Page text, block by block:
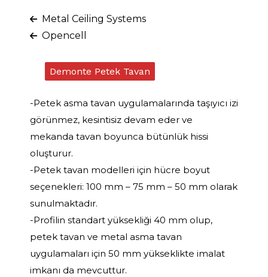
Metal Ceiling Systems
Opencell
Demonte Petek Tavan
-Petek asma tavan uygulamalarında taşıyıcı izi
görünmez, kesintisiz devam eder ve
mekanda tavan boyunca bütünlük hissi
oluşturur.
-Petek tavan modelleri için hücre boyut
seçenekleri: 100 mm – 75 mm – 50 mm olarak
sunulmaktadır.
-Profilin standart yüksekliği 40 mm olup,
petek tavan ve metal asma tavan
uygulamaları için 50 mm yükseklikte imalat
imkanı da mevcuttur.